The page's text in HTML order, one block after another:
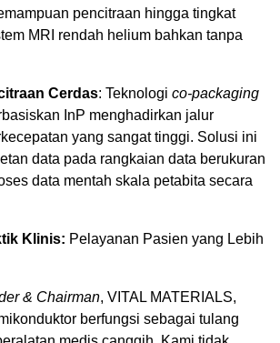
pencitraan hingga tingkat
MRI rendah helium bahkan tanpa
Cerdas: Teknologi co-packaging
InP menghadirkan jalur
yang sangat tinggi. Solusi ini
data pada rangkaian data berukuran
data mentah skala petabita secara
Klinis: Pelayanan Pasien yang Lebih
& Chairman, VITAL MATERIALS,
berfungsi sebagai tulang